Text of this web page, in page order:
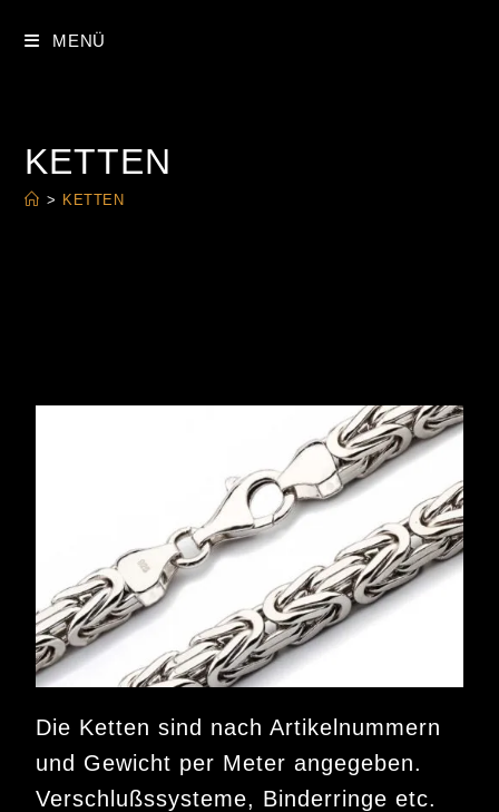
MENÜ
KETTEN
> KETTEN
Die Ketten sind nach Artikelnummern
und Gewicht per Meter angegeben.
Verschlußssysteme, Binderringe etc.